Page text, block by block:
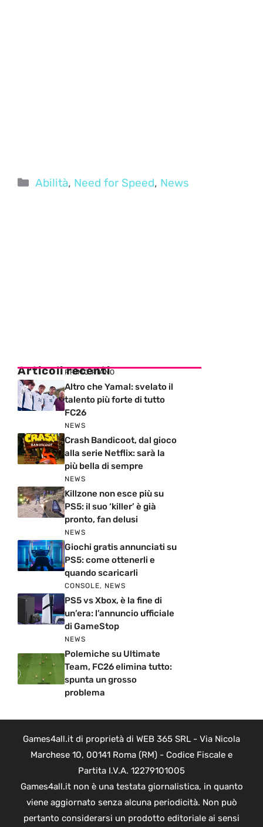
Categorie
Abilità, Need for Speed, News
Articoli recenti
PRIMO PIANO
Altro che Yamal: svelato il
talento più forte di tutto
FC26
NEWS
Crash Bandicoot, dal gioco
alla serie Netflix: sarà la
più bella di sempre
NEWS
Killzone non esce più su
PS5: il suo ‘killer’ è già
pronto, fan delusi
NEWS
Giochi gratis annunciati su
PS5: come ottenerli e
quando scaricarli
CONSOLE, NEWS
PS5 vs Xbox, è la fine di
un’era: l’annuncio ufficiale
di GameStop
NEWS
Polemiche su Ultimate
Team, FC26 elimina tutto:
spunta un grosso
problema
Games4all.it di proprietà di WEB 365 SRL - Via Nicola
Marchese 10, 00141 Roma (RM) - Codice Fiscale e
Partita I.V.A. 12279101005
Games4all.it non è una testata giornalistica, in quanto
viene aggiornato senza alcuna periodicità. Non può
pertanto considerarsi un prodotto editoriale ai sensi